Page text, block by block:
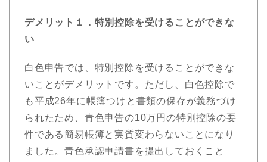
デメリット１．特別控除を受けることができな
い
白色申告では、特別控除を受けることができな
いことがデメリットです。ただし、白色控除で
も平成26年に帳簿つけと書類の保存が義務づけ
られたため、青色申告の10万円の特別控除の要
件である簡易帳簿と実質変わらないことになり
ました。青色承認申請書を提出しておくこと